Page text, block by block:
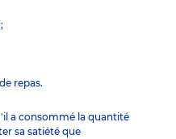
repas.
a consommé la quantité
sa satiété que